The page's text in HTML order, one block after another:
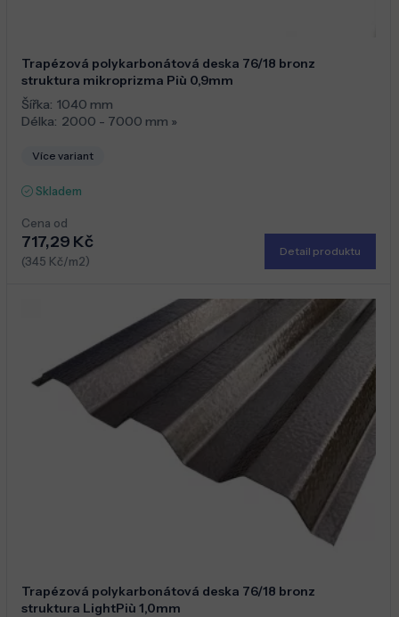
Trapézová polykarbonátová deska 76/18 bronz
struktura mikroprizma Più 0,9mm
Šířka: 1040 mm
Délka: 2000 - 7000 mm »
Více variant
Skladem
Cena od
717,29 Kč
(345 Kč/m2)
Detail produktu
Trapézová polykarbonátová deska 76/18 bronz
struktura LightPiù 1,0mm